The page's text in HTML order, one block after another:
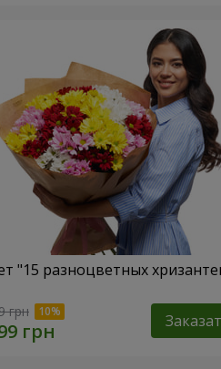
"15 разноцветных
грн